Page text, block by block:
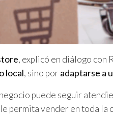
, explicó en diálogo con
local, sino por adaptarse a
puede seguir
permita vender en toda la